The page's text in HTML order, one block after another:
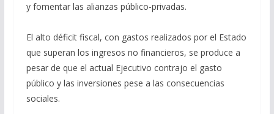
y fomentar las alianzas público-privadas.
El alto déficit fiscal, con gastos realizados por el Estado
que superan los ingresos no financieros, se produce a
pesar de que el actual Ejecutivo contrajo el gasto
público y las inversiones pese a las consecuencias
sociales.